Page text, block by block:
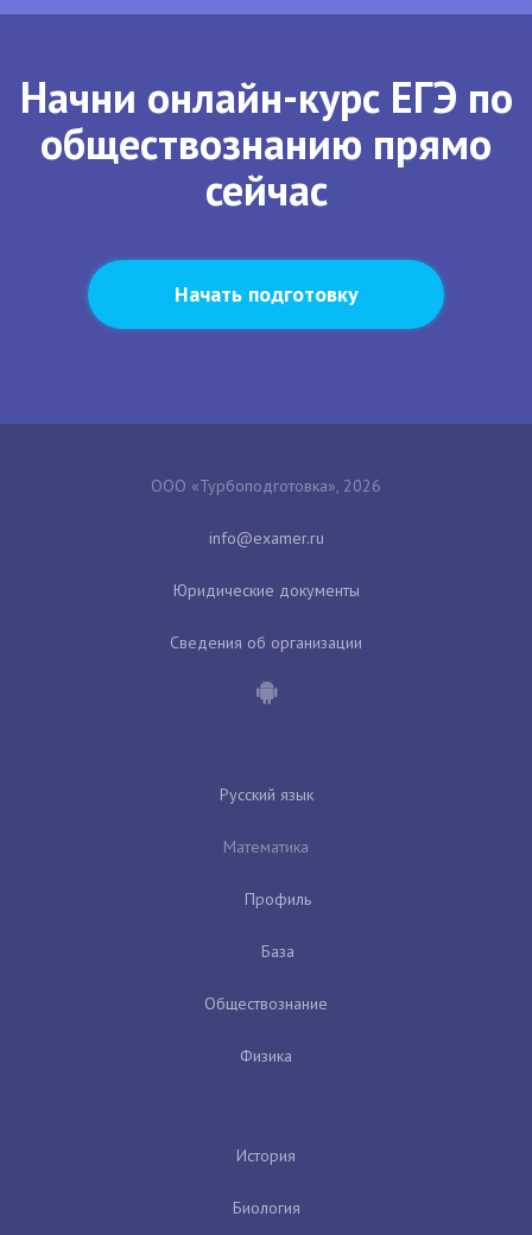
Начни онлайн-курс ЕГЭ по
обществознанию прямо
сейчас
Начать подготовку
ООО «Турбоподготовка», 2026
Юридические документы
Сведения об организации
Русский язык
Математика
Профиль
База
Обществознание
Физика
История
Биология